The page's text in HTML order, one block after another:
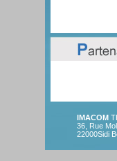
et un
Analyser
IMACOM
36, Rue
22000Sidi